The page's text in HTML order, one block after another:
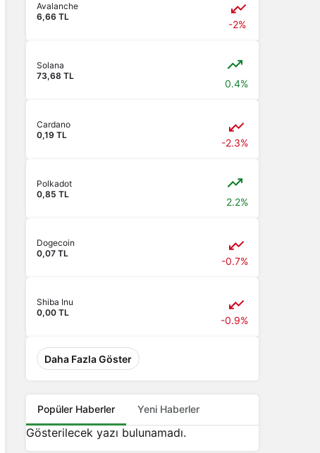
Avalanche
6,66 TL
-2%
Solana
73,68 TL
0.4%
Cardano
0,19 TL
-2.3%
Polkadot
0,85 TL
2.2%
Dogecoin
0,07 TL
-0.7%
Shiba Inu
0,00 TL
-0.9%
Daha Fazla Göster
Popüler Haberler Yeni Haberler
Gösterilecek yazı bulunamadı.